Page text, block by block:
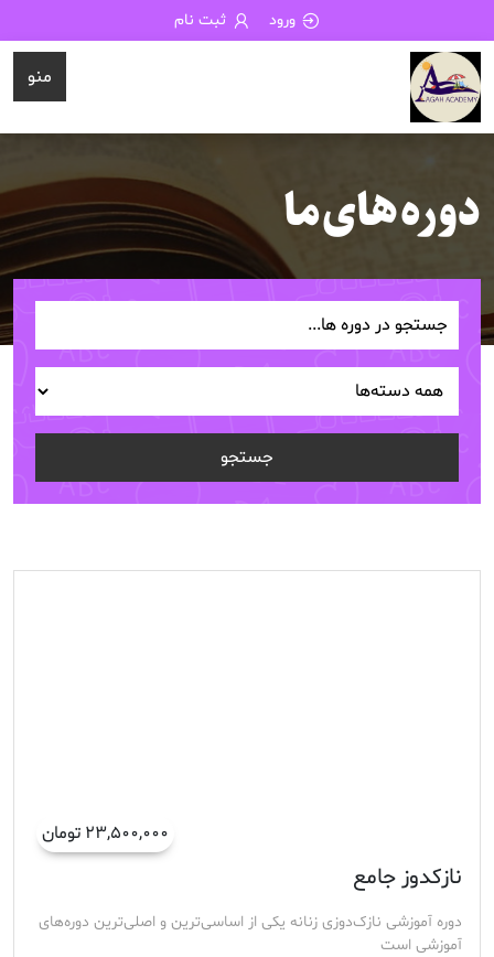
ورود ثبت نام
منو
دوره های ما
جستجو
۲۳,۵۰۰,۰۰۰ تومان
نازکدوز جامع
دوره آموزشی نازک‌دوزی زنانه یکی از اساسی‌ترین و اصلی‌ترین دوره‌های
آموزشی است